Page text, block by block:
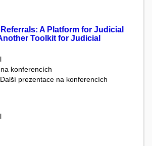
A Platform for Judicial
Toolkit for Judicial
konferencích
prezentace na konferencích